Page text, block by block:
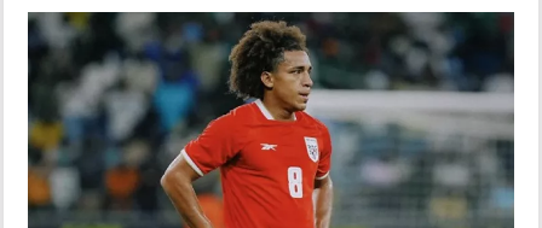
POLÍTICA
SHOW
DEPORTES
MUNDO